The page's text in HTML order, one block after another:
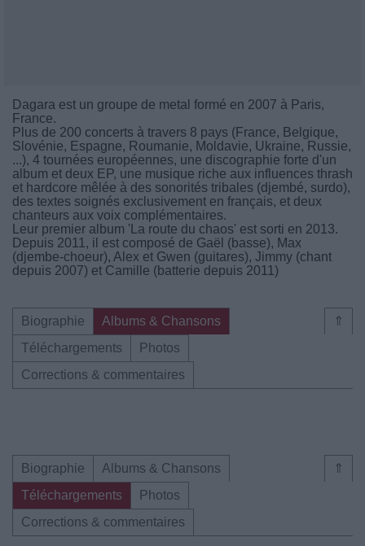
Dagara est un groupe de metal formé en 2007 à Paris,
France.
Plus de 200 concerts à travers 8 pays (France, Belgique,
Slovénie, Espagne, Roumanie, Moldavie, Ukraine, Russie,
...), 4 tournées européennes, une discographie forte d'un
album et deux EP, une musique riche aux influences thrash
et hardcore mêlée à des sonorités tribales (djembé, surdo),
des textes soignés exclusivement en français, et deux
chanteurs aux voix complémentaires.
Leur premier album 'La route du chaos' est sorti en 2013.
Depuis 2011, il est composé de Gaël (basse), Max
(djembe-choeur), Alex et Gwen (guitares), Jimmy (chant
depuis 2007) et Camille (batterie depuis 2011)
⇑
Biographie
Albums & Chansons
Téléchargements
Photos
Corrections & commentaires
⇑
Biographie
Albums & Chansons
Téléchargements
Photos
Corrections & commentaires